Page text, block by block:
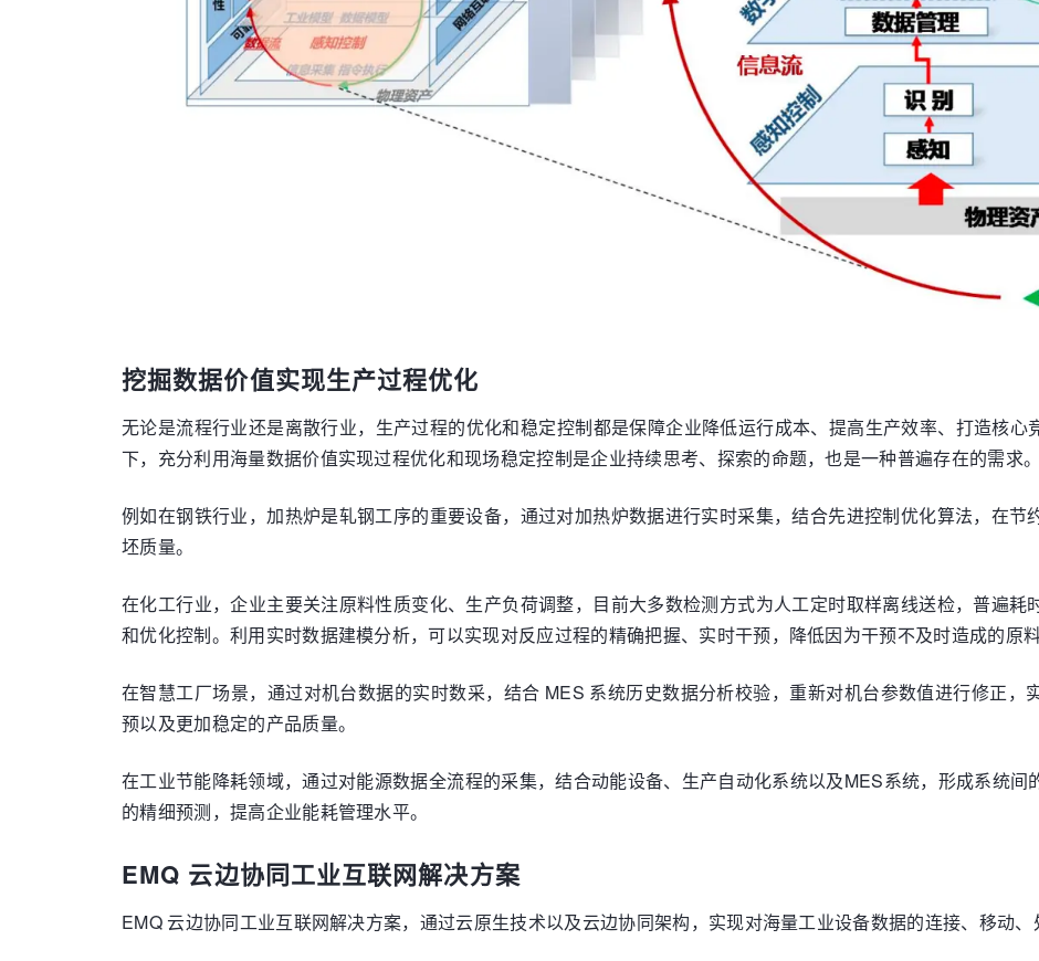
挖掘数据价值实现生产过程优化
无论是流程行业还是离散行业，生产过程的优化和稳定控制都是保障企业降低运行成本、提高生产效率、打造核
下，充分利用海量数据价值实现过程优化和现场稳定控制是企业持续思考、探索的命题，也是一种普遍存在的需求。
例如在钢铁行业，加热炉是轧钢工序的重要设备，通过对加热炉数据进行实时采集，结合先进控制优化算法，在
坯质量。
在化工行业，企业主要关注原料性质变化、生产负荷调整，目前大多数检测方式为人工定时取样离线送检，普遍
和优化控制。利用实时数据建模分析，可以实现对反应过程的精确把握、实时干预，降低因为干预不及时造成的原料
在智慧工厂场景，通过对机台数据的实时数采，结合 MES 系统历史数据分析校验，重新对机台参数值进行修正
预以及更加稳定的产品质量。
在工业节能降耗领域，通过对能源数据全流程的采集，结合动能设备、生产自动化系统以及MES系统，形成系统
的精细预测，提高企业能耗管理水平。
EMQ 云边协同工业互联网解决方案
EMQ 云边协同工业互联网解决方案，通过云原生技术以及云边协同架构，实现对海量工业设备数据的连接、移动、